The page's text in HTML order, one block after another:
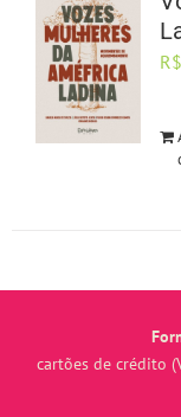
R$
cartões de crédito